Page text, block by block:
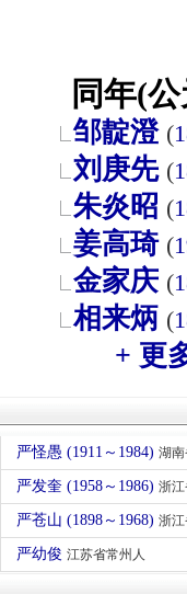
同年(公
邹靛澄 (
刘庚先 (
朱炎昭 (
姜高琦 (
金家庆 (
相来炳 (
+ 更
严怪愚 (1911～1984) 湖南
严发奎 (1958～1986) 浙江
严苍山 (1898～1968) 浙江
严幼俊 江苏省常州人